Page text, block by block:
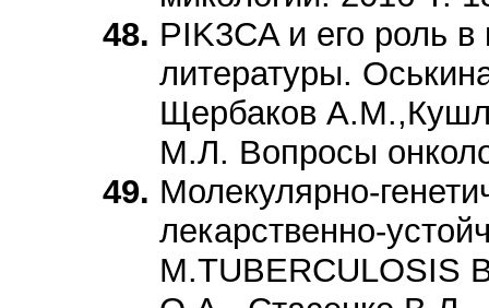
PIK3CA и его роль
литературы.
Щербаков
М.Л. Вопросы
Молекулярно-
лекарственно-
M.TUBERCULOSIS